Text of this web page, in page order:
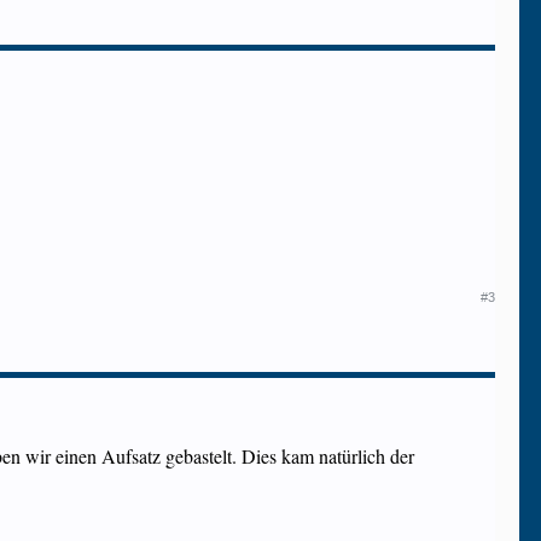
#3
wir einen Aufsatz gebastelt. Dies kam natürlich der